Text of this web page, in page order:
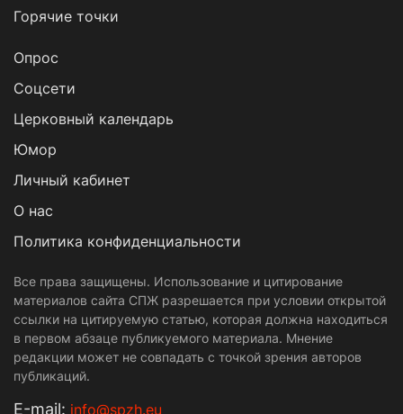
Горячие точки
Опрос
Cоцсети
Церковный календарь
Юмор
Личный кабинет
О нас
Политика конфиденциальности
Все права защищены. Использование и цитирование
материалов сайта СПЖ разрешается при условии открытой
ссылки на цитируемую статью, которая должна находиться
в первом абзаце публикуемого материала. Мнение
редакции может не совпадать с точкой зрения авторов
публикаций.
Е-mail: info@spzh.eu